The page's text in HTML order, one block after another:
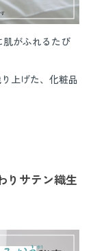
肌がふれるたび
上げた、化粧品
りサテン織生